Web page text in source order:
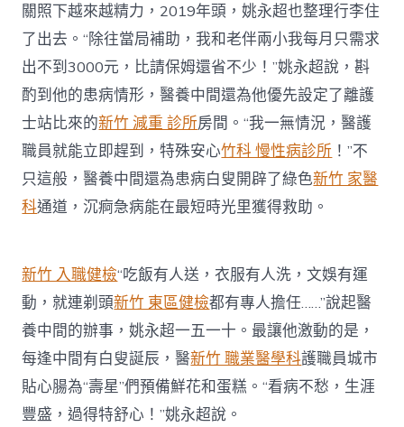
關照下越來越精力，2019年頭，姚永超也整理行李住
了出去。“除往當局補助，我和老伴兩小我每月只需求
出不到3000元，比請保姆還省不少！”姚永超說，斟
酌到他的患病情形，醫養中間還為他優先設定了離護
士站比來的新竹 減重 診所房間。“我一無情況，醫護
職員就能立即趕到，特殊安心竹科 慢性病診所 ！”不
只這般，醫養中間還為患病白叟開辟了綠色新竹 家醫
科通道，沉痾急病能在最短時光里獲得救助。
新竹 入職健檢“吃飯有人送，衣服有人洗，文娛有運
動，就連剃頭新竹 東區健檢都有專人擔任……”說起醫
養中間的辦事，姚永超一五一十。最讓他激動的是，
每逢中間有白叟誕辰，醫新竹 職業醫學科護職員城市
貼心腸為“壽星”們預備鮮花和蛋糕。“看病不愁，生涯
豐盛，過得特舒心！”姚永超說。